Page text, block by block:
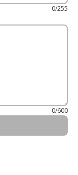
0/255
0/600